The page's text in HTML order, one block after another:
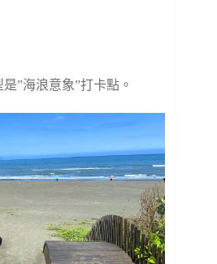
”海浪意象”打卡點。